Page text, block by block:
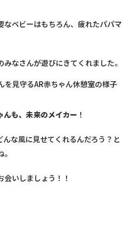
なベビーはもちろん、疲れたパパマ
なさんが遊びにきてくれました。
んも、未来のメイカー ！
んな風に見せてくれるんだろう？と
いしましょう！！